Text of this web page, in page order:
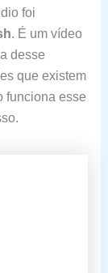
foi
. É um vídeo
desse
que existem
funciona esse